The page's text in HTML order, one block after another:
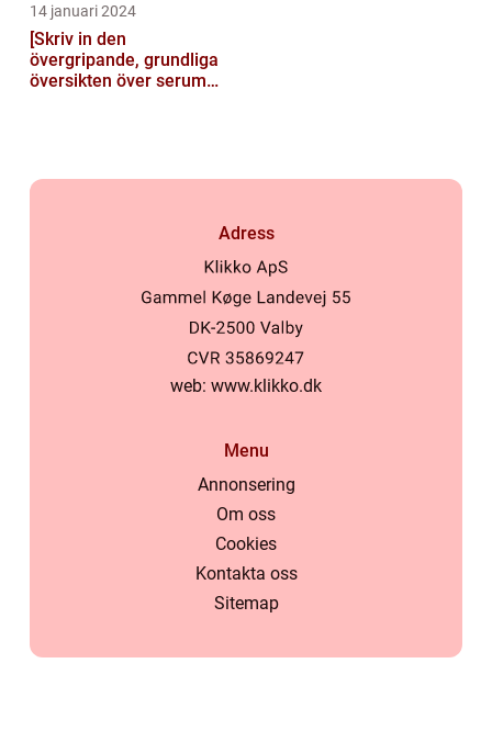
14 januari 2024
[Skriv in den
övergripande, grundliga
översikten över serum
Adress
web: www.klikko.dk
Menu
Annonsering
Om oss
Cookies
Kontakta oss
Sitemap